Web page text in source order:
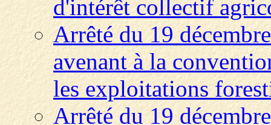
d'intérêt collectif
Arrêté du 19
avenant à la
les exploitations
Arrêté du 19